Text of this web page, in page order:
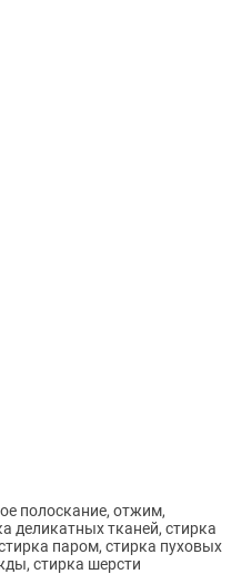
полоскание, отжим,
деликатных тканей, стирка
паром, стирка пуховых
стирка шерсти